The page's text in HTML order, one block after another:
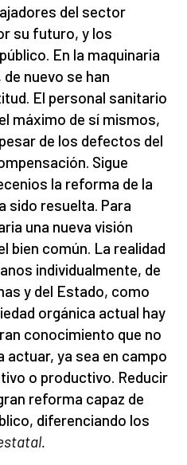
del sector
su futuro, y los
En la maquinaria
nuevo se han
El personal sanitario
máximo de sí mismos,
de los defectos del
Sigue
la reforma de la
sido resuelta. Para
una nueva visión
bien común. La realidad
individualmente, de
y del Estado, como
orgánica actual hay
conocimiento que no
actuar, ya sea en campo
o productivo. Reducir
reforma capaz de
diferenciando los